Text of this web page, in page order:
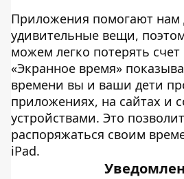
Приложения помогают нам
удивительные вещи,
можем легко потерять
«Экранное время»
времени вы и ваши дети
приложениях, на сайтах и
устройствами. Это
распоряжаться своим
iPad.